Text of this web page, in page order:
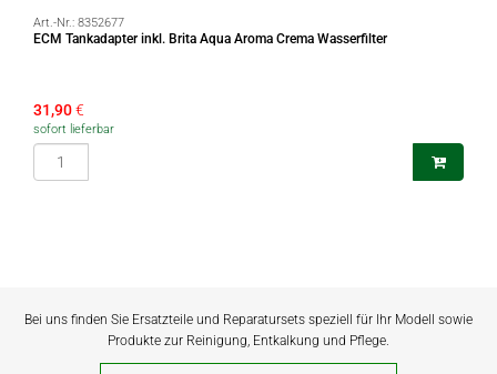
Art.-Nr.: 8352677
ECM Tankadapter inkl. Brita Aqua Aroma Crema Wasserfilter
31,90€
sofort lieferbar
Bei uns finden Sie Ersatzteile und Reparatursets speziell für Ihr Modell sowie
Produkte zur Reinigung, Entkalkung und Pflege.